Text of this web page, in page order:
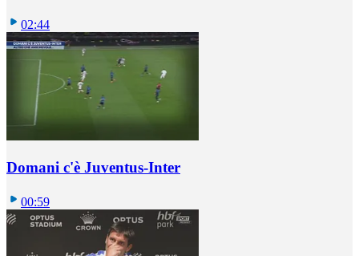
02:44
Domani c'è Juventus-Inter
00:59